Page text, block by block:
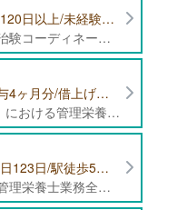
【港区】日勤帯勤務/年間休日120日以上/未経験者歓迎/健康食品の臨床試験に携わる管理栄養士・栄養士の治験コーディネーター募集！
＜企業の施設管理部における治験コーディネーター業務全般＞ ・健康食品の臨床試験に伴う指導 ・スケジュール調整等の被験者管理 ・データ収集、書類作成 ・医療機関にて被験者への説明や誘導 ・栄養指導、栄養計算
【中野区】年間休日123日/賞与4ヶ月分/借上げ住宅制度あり 認定こども園（定員210名）にて管理栄養士・栄養士募集！
＜認定こども園（定員210名）における管理栄養士・栄養士業務全般＞ ・管理栄養士、栄養士業務全般
【渋谷区】日勤帯勤務/年間休日123日/駅徒歩5分/企業（本社配属）にて管理栄養士募集！
＜企業（本社配属）における管理栄養士業務全般＞ ・本社および在宅（週1日程度）で、運営・受託する保育園（約50箇所）の管理栄養士・マネジメント業務全般 ・調理指導、育成 ・調理代行※欠員時 ・衛生管理 ・献立作成 ・食材発注 ・園長、調理スタッフとの給食会議 ・クライアント企業との給食会議（食育等の企画提案） ・採用業務（面接・施設見学同行）など ・担当保育園の定期巡回（直行やオンライン対応あり） ※23区内の認可保育園や、事業所内保育園（市川市、古河市、厚木市・追浜等）